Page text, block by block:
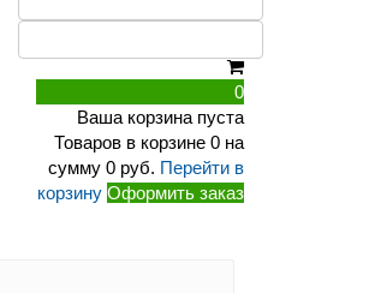
0
Ваша корзина пуста
Товаров в корзине 0 на
сумму 0 руб. Перейти в
корзину Оформить заказ